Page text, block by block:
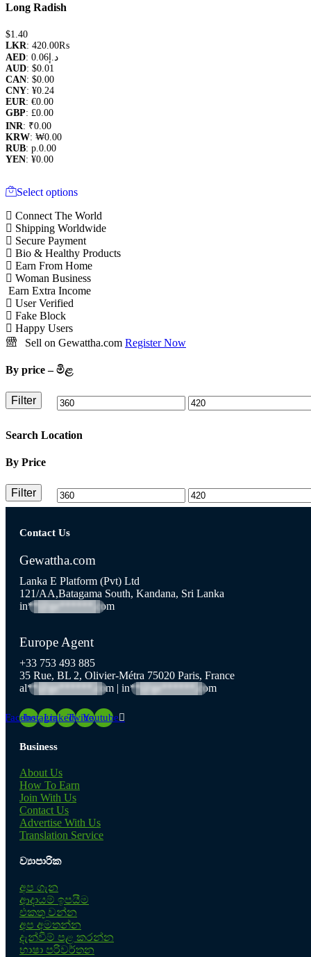
Long Radish
$1.40
LKR: 420.00₨
AED:
0.06د.إ
AUD: $0.01
CAN: $0.00
CNY: ¥0.24
EUR: €0.00
GBP: £0.00
INR: ₹0.00
KRW: ₩0.00
RUB: р.0.00
YEN: ¥0.00
Select optionsproduct
multiple
variants.
The
options
may
be
chosen
page
Connect The World
Shipping Worldwide
Secure Payment
Bio & Healthy Products
Earn From Home
Woman Business
Earn Extra Income
User Verified
Fake Block
Happy Users
Sell on Gewattha.com Register Now
By price – මිළ
Min Max
Filter
Search Location
By Price
Min Max
Filter
Contact Us
Gewattha.com
Lanka E Platform (Pvt) Ltd
121/AA,Batagama South, Kandana, Sri Lanka
in**@ge******.com
Europe Agent
+33 753 493 885
35 Rue, BL 2, Olivier-Métra 75020 Paris, France
al**@ge******.com | in**@ge******.com
Facebook
Instagram
LinkedinTwitterYoutube
Business
About Us
How To Earn
Join With Us
Contact Us
Advertise With Us
Translation Service
ව්‍යාපාරික
අප ගැන
ආදායම් ඉපයීම
එකතු වන්න
අප අමතන්න
දැන්වීම් පළ කරන්න
භාෂා පරිවර්තන